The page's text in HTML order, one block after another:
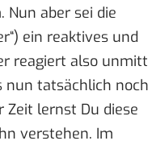
Nun aber sei die
ein reaktives und
reagiert also
nun tatsächlich noch
Zeit lernst Du diese
verstehen. Im